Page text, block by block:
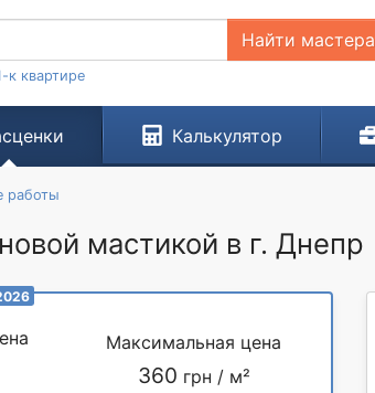
Найти мастера
к квартире
Калькулятор
работы
мастикой в г. Днепр
Максимальная цена
360 грн / м²